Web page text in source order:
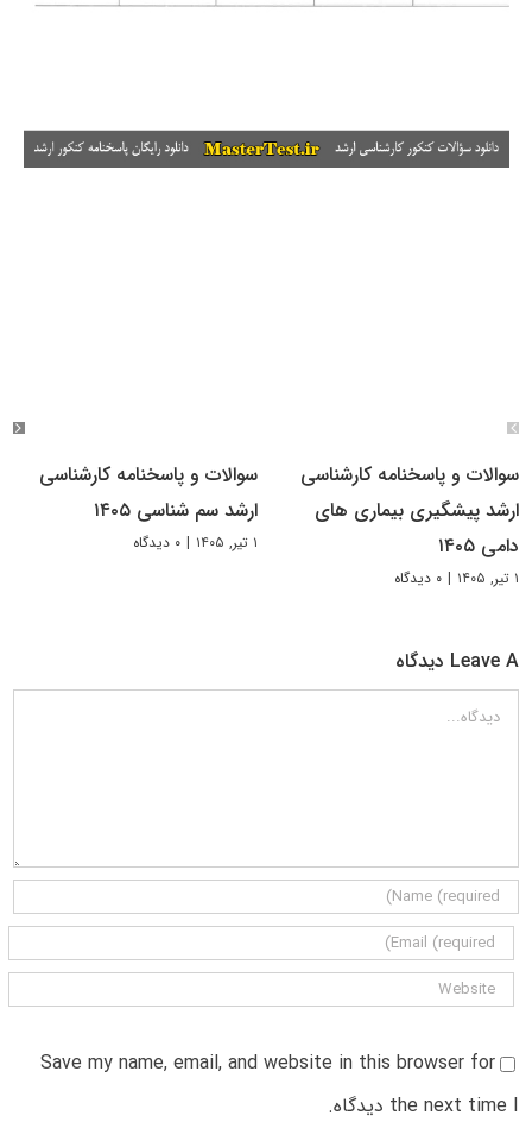
سوالات و پاسخنامه کارشناسی
ارشد پیشگیری بیماری های
دامی ۱۴۰۵
۱ تیر, ۱۴۰۵ | ۰ دیدگاه
سوالات و پاسخنامه کارشناسی
ارشد سم شناسی ۱۴۰۵
۱ تیر, ۱۴۰۵ | ۰ دیدگاه
Leave A دیدگاه
دیدگاه
Save my name, email, and website in this browser for
the next time I دیدگاه.